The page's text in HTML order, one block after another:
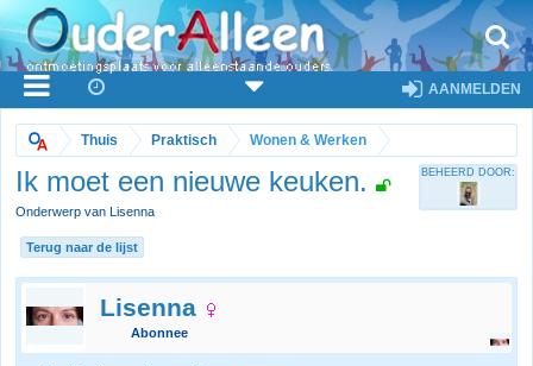
AANMELDEN
Thuis Praktisch Wonen & Werken
Ik moet een nieuwe keuken.
Onderwerp van Lisenna
BEHEERD DOOR:
Terug naar de lijst
Lisenna
Abonnee